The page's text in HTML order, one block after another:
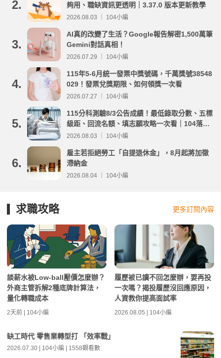
2.
夠用、職缺資訊更透明｜3.37.0 版本更新教學
2026.08.03 ｜ 104小編
3.
AI真的改變了生活？Google報告解密1,500萬筆
Gemini對話真相！
2026.07.29 ｜ 104小編
4.
115年5-6月統一發票中獎號碼，千萬獎號38548
029！發票兌獎期限、如何領獎一次看
2026.07.27 ｜ 104小編
5.
115分科測驗8/3公告成績！最低錄取分數、五標
級距、回流名額、填志願攻略一次看｜104落點
分析
2026.08.03 ｜ 104小編
6.
雇主若拒絕勞工「自提退休金」，8月起將加徵
滯納金
2026.08.04 ｜ 104小編
求職攻略 更多訂閱內容
談薪水被Low-ball壓價怎麼辦？
外商主管拆解2種底牌計算法，
量化轉職成本
2天前 | 104小編
履歷被已讀不回怎麼辦，要再投
一次嗎？揭投履歷沒回應原因，
人資教你提高面試率
2026.08.05 | 104小編
缺工時代 零售業轉型打 「效率戰」
2026.07.30 | 104小編 | 1558觀看數